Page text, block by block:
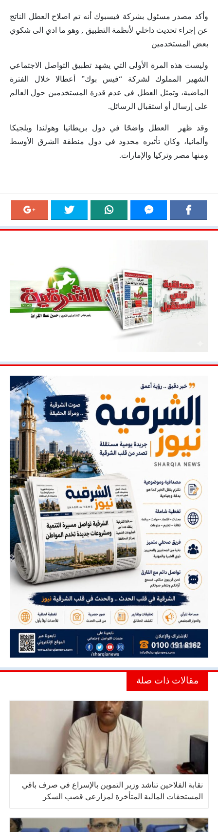
وأكد مصدر مسئول بشركة فيسبوك أنه تم اصلاح العطل الناتج
عن إجراء تحديث داخلي لأنظمة التطبيق , وهو ما ادي الى شكوي
بعض المستخدمين
وليست هذه المرة الأولى التي يشهد تطبيق التواصل الاجتماعي
الشهير المملوك لشركة “فيس بوك” أعطالا خلال الفترة
الماضية، وتمثل العطل في عدم قدرة المستخدمين حول العالم
على إرسال أو استقبال الرسائل.
وقد ظهر العطل واضحًا في دول بريطانيا وهولندا وبلجيكا
وألمانيا، وكان تأثيره محدود في دول منطقة الشرق الأوسط
ومنها مصر وتركيا والإمارات.
مقالات ذات صلة
نقابة الفلاحين تناشد وزير التموين بالإسراع في صرف باقي
المستحقات المالية المتأخرة لمزارعي قصب السكر